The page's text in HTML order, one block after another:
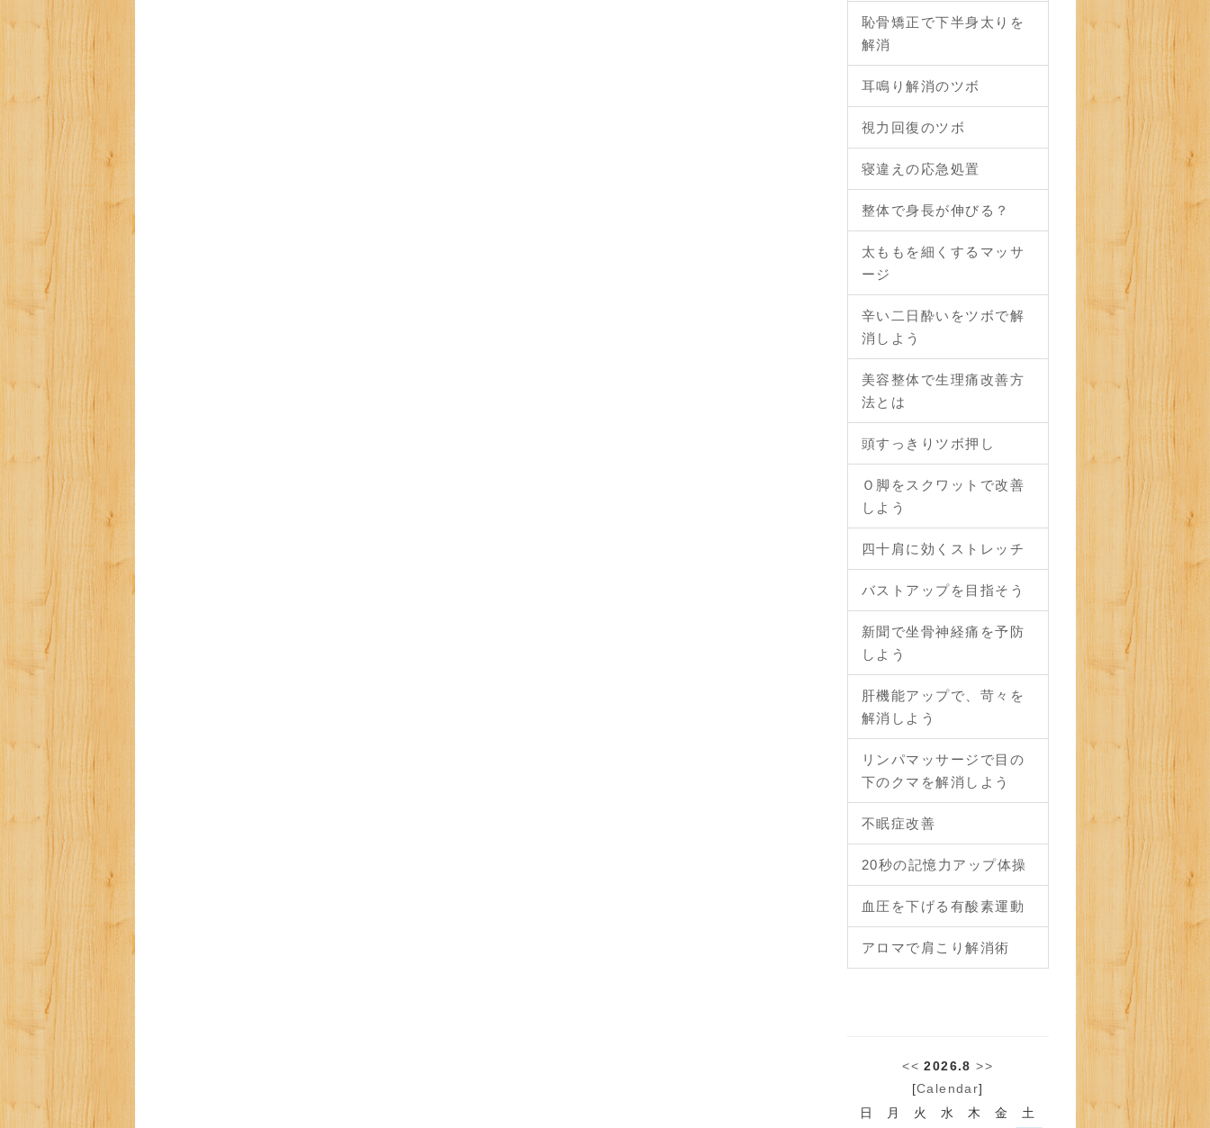
恥骨矯正で下半身太りを
解消
耳鳴り解消のツボ
視力回復のツボ
寝違えの応急処置
整体で身長が伸びる？
太ももを細くするマッサ
ージ
辛い二日酔いをツボで解
消しよう
美容整体で生理痛改善方
法とは
頭すっきりツボ押し
Ｏ脚をスクワットで改善
しよう
四十肩に効くストレッチ
バストアップを目指そう
新聞で坐骨神経痛を予防
しよう
肝機能アップで、苛々を
解消しよう
リンパマッサージで目の
下のクマを解消しよう
不眠症改善
20秒の記憶力アップ体操
血圧を下げる有酸素運動
アロマで肩こり解消術
<< 2026.8 >>
[Calendar]
日
月 火 水 木 金 土